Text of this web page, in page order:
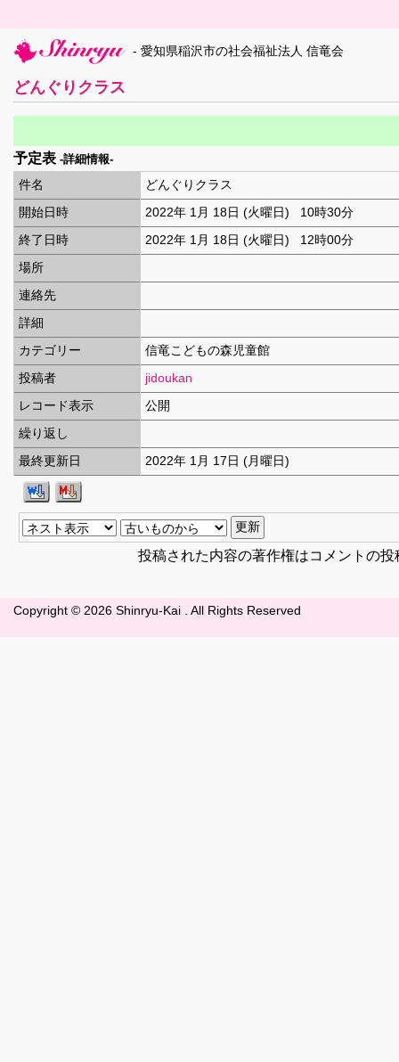
- 愛知県稲沢市の社会福祉法人 信竜会
どんぐりクラス
予定表 -詳細情報-
件名
どんぐりクラス
開始日時 2022年 1月 18日 (火曜日) 10時30分
終了日時 2022年 1月 18日 (火曜日) 12時00分
場所
連絡先
詳細
カテゴリー 信竜こどもの森児童館
投稿者 jidoukan
レコード表示 公開
繰り返し
最終更新日 2022年 1月 17日 (月曜日)
投稿された内容の著作権はコメントの
Copyright © 2026 Shinryu-Kai . All Rights Reserved